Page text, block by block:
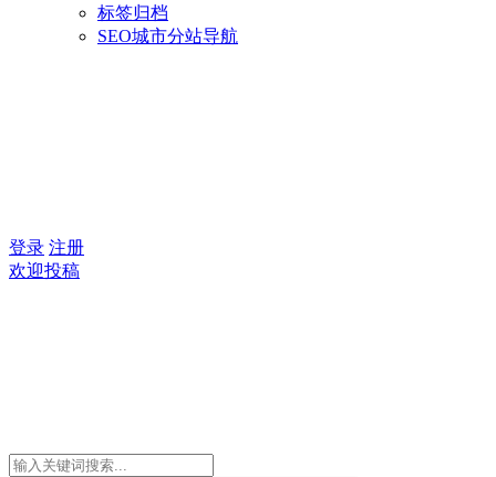
标签归档
SEO城市分站导航
登录 注册
欢迎投稿